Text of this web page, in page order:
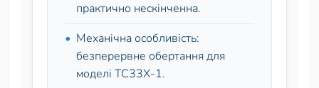
практично нескінченна.
Механічна особливість:
безперервне обертання для
моделі TC33X‑1.